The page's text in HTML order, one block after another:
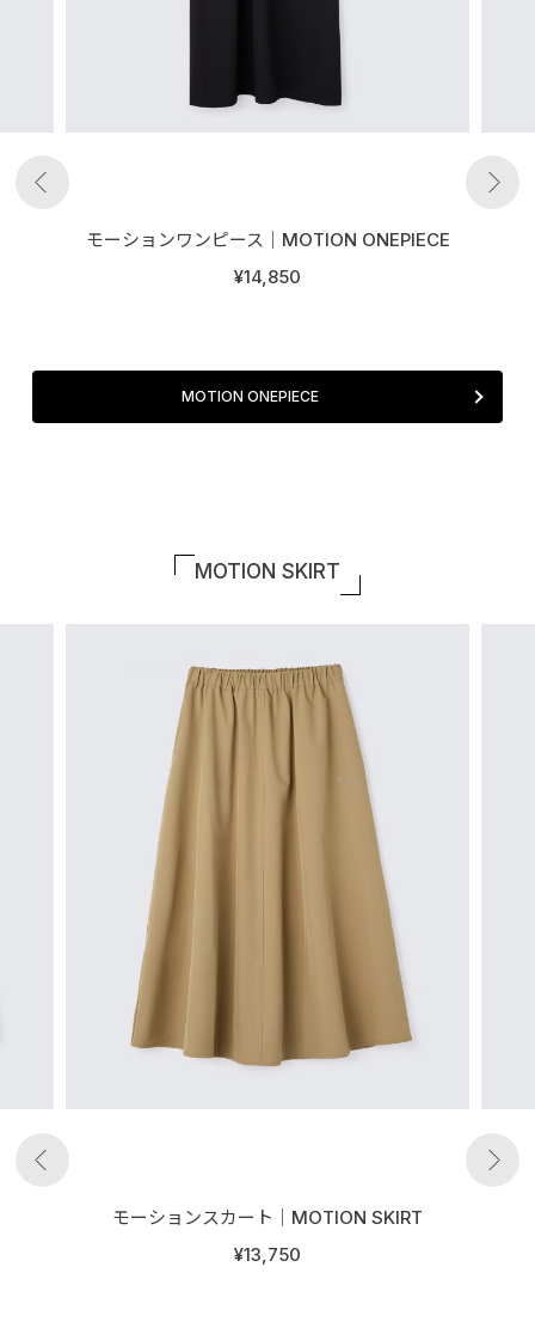
モーションワンピース│MOTION ONEPIECE
¥14,850
MOTION ONEPIECE
MOTION SKIRT
モーションスカート│MOTION SKIRT
¥13,750